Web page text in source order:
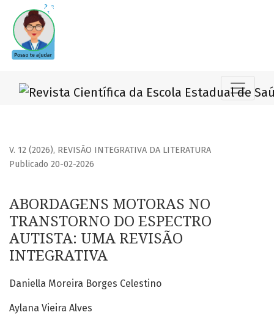
ABORDAGENS MOTORAS NO TRANSTORNO DO ESPECTRO
V. 12 (2026), REVISÃO INTEGRATIVA DA LITERATURA
ABORDAGENS MOTORAS NO
TRANSTORNO DO ESPECTRO
AUTISTA: UMA REVISÃO
INTEGRATIVA
Publicado 20-02-2026
Daniella Moreira Borges Celestino
Aylana Vieira Alves